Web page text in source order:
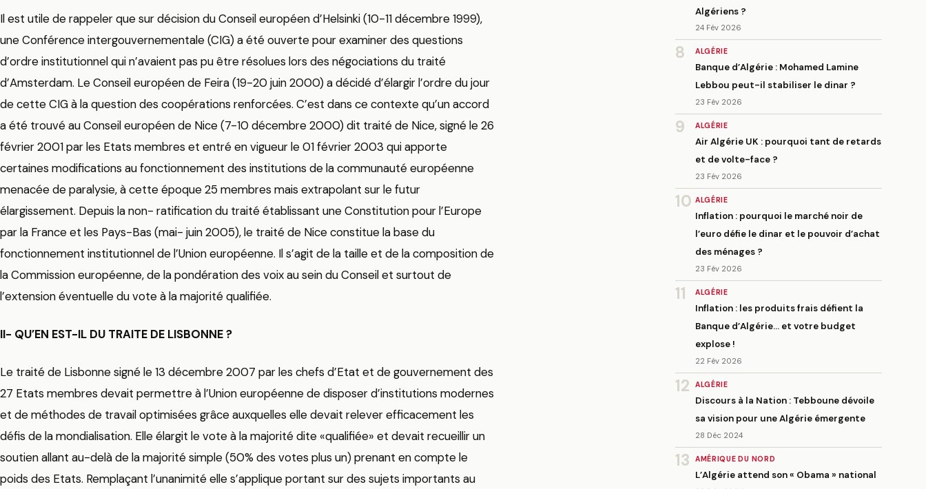
Il est utile de rappeler que sur décision du Conseil européen d’Helsinki (10-11 décembre 1999),
une Conférence intergouvernementale (CIG) a été ouverte pour examiner des questions
d’ordre institutionnel qui n’avaient pas pu être résolues lors des négociations du traité
d’Amsterdam. Le Conseil européen de Feira (19-20 juin 2000) a décidé d’élargir l’ordre du jour
de cette CIG à la question des coopérations renforcées. C’est dans ce contexte qu’un accord
a été trouvé au Conseil européen de Nice (7-10 décembre 2000) dit traité de Nice, signé le 26
février 2001 par les Etats membres et entré en vigueur le 01 février 2003 qui apporte
certaines modifications au fonctionnement des institutions de la communauté européenne
menacée de paralysie, à cette époque 25 membres mais extrapolant sur le futur
élargissement. Depuis la non- ratification du traité établissant une Constitution pour l’Europe
par la France et les Pays-Bas (mai- juin 2005), le traité de Nice constitue la base du
fonctionnement institutionnel de l’Union européenne. Il s’agit de la taille et de la composition de
la Commission européenne, de la pondération des voix au sein du Conseil et surtout de
l’extension éventuelle du vote à la majorité qualifiée.
II- QU’EN EST-IL DU TRAITE DE LISBONNE ?
Le traité de Lisbonne signé le 13 décembre 2007 par les chefs d’Etat et de gouvernement des
27 Etats membres devait permettre à l’Union européenne de disposer d’institutions modernes
et de méthodes de travail optimisées grâce auxquelles elle devait relever efficacement les
défis de la mondialisation. Elle élargit le vote à la majorité dite «qualifiée» et devait recueillir un
soutien allant au-delà de la majorité simple (50% des votes plus un) prenant en compte le
poids des Etats. Remplaçant l’unanimité elle s’applique portant sur des sujets importants au
Algériens ?
24 Fév 2026
8 ALGÉRIE
Banque d’Algérie : Mohamed Lamine
Lebbou peut-il stabiliser le dinar ?
23 Fév 2026
9 ALGÉRIE
Air Algérie UK : pourquoi tant de retards
et de volte-face ?
23 Fév 2026
10 ALGÉRIE
Inflation : pourquoi le marché noir de
l’euro défie le dinar et le pouvoir d’achat
des ménages ?
23 Fév 2026
11 ALGÉRIE
Inflation : les produits frais défient la
Banque d’Algérie… et votre budget
explose !
22 Fév 2026
12 ALGÉRIE
Discours à la Nation : Tebboune dévoile
sa vision pour une Algérie émergente
28 Déc 2024
13 AMÉRIQUE DU NORD
L’Algérie attend son « Obama » national